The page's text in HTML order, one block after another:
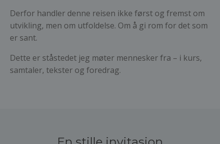
Derfor handler denne reisen ikke først og fremst om
utvikling, men om utfoldelse. Om å gi rom for det som
er sant.
Dette er ståstedet jeg møter mennesker fra – i kurs,
samtaler, tekster og foredrag.